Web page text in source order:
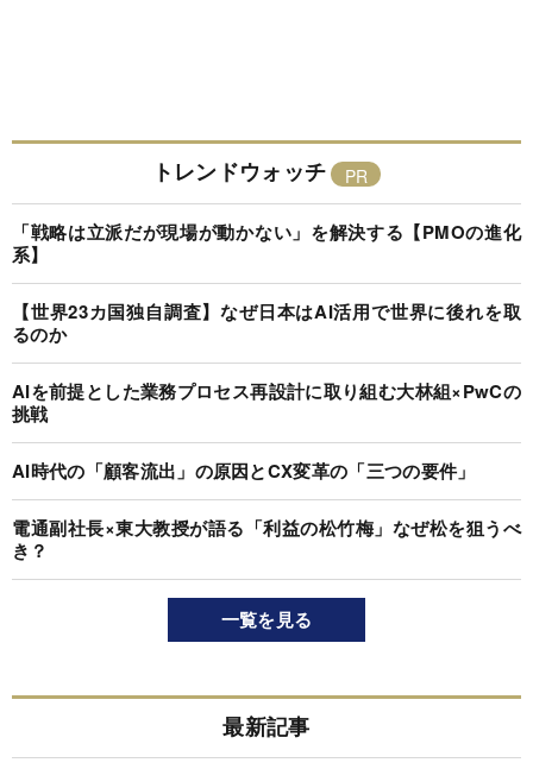
トレンドウォッチ
「戦略は立派だが現場が動かない」を解決する【PMOの進化
系】
【世界23カ国独自調査】なぜ日本はAI活用で世界に後れを取
るのか
AIを前提とした業務プロセス再設計に取り組む大林組×PwCの
挑戦
AI時代の「顧客流出」の原因とCX変革の「三つの要件」
電通副社長×東大教授が語る「利益の松竹梅」なぜ松を狙うべ
き？
一覧を見る
最新記事